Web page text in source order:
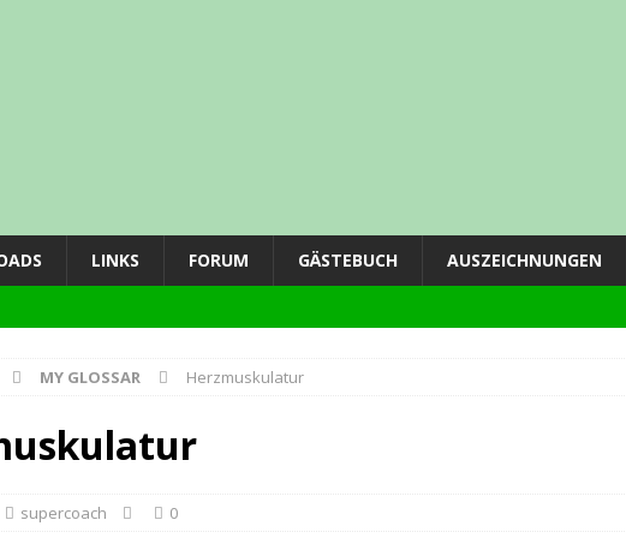
LINKS FORUM GÄSTEBUCH AUSZEICHNUNGEN
MY GLOSSAR Herzmuskulatur
supercoach 0